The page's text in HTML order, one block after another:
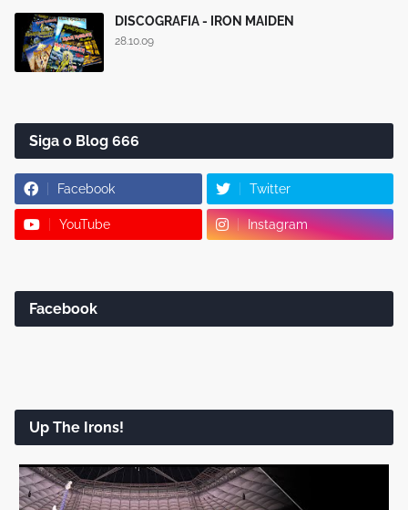
DISCOGRAFIA - IRON MAIDEN
28.10.09
Siga o Blog 666
Facebook Twitter
YouTube Instagram
Facebook
Up The Irons!